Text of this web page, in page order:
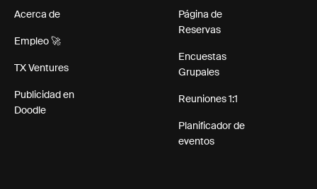
Acerca de
Empleo 🚀
TX Ventures
Publicidad en
Doodle
Página de
Reservas
Encuestas
Grupales
Reuniones 1:1
Planificador de
eventos